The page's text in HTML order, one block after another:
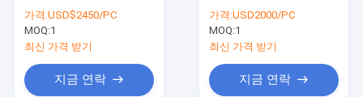
가격:USD$2450/PC
MOQ:1
최신 가격 받기
지금 연락
가격:USD2000/PC
MOQ:1
최신 가격 받기
지금 연락